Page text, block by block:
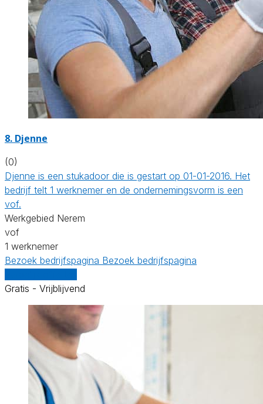
8. Djenne
(0)
Djenne is een stukadoor die is gestart op 01-01-2016. Het
bedrijf telt 1 werknemer en de ondernemingsvorm is een
vof.
Werkgebied Nerem
vof
1 werknemer
Bezoek bedrijfspagina Bezoek bedrijfspagina
Gratis - Vrijblijvend